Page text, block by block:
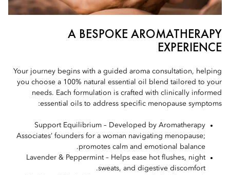
A BESPOKE AROMATHERAPY
EXPERIENCE
Your journey begins with a guided aroma consultation, helping
you choose a 100% natural essential oil blend tailored to your
needs. Each formulation is crafted with clinically informed
essential oils to address specific menopause symptoms:
Support Equilibrium – Developed by Aromatherapy
Associates’ founders for a woman navigating menopause;
promotes calm and emotional balance.
Lavender & Peppermint – Helps ease hot flushes, night
sweats, and digestive discomfort.